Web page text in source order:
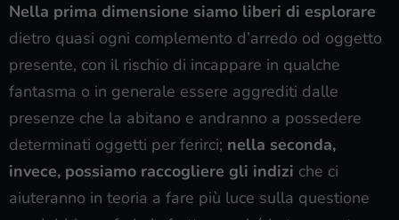
Nella prima dimensione siamo liberi di esplorare
dietro quasi ogni complemento d’arredo od oggetto
presente, con il rischio di incappare in qualche
fantasma o in generale essere aggrediti dalle
presenze che la abitano e andranno a possedere
determinati oggetti per ferirci; nella seconda,
invece, possiamo raccogliere gli indizi che ci
aiuteranno in teoria a fare più luce sulla questione